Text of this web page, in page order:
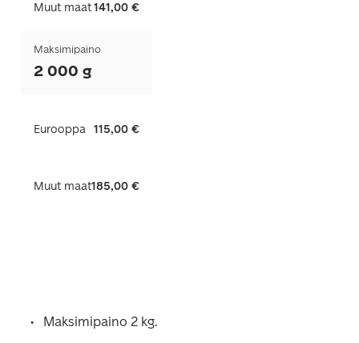
Muut maat141,00 €
Maksimipaino
2 000 g
Eurooppa 115,00 €
Muut maat185,00 €
Maksimipaino 2 kg.